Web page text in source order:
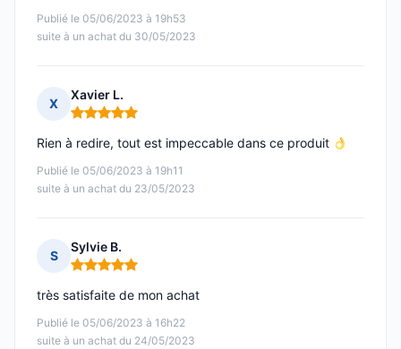
Publié le 05/06/2023 à 19h53
suite à un achat du 30/05/2023
X
Xavier L.
Note : 5 sur 5
Publié le 05/06/2023 à 19h11
suite à un achat du 23/05/2023
Rien à redire, tout est impeccable dans ce produit
S
Sylvie B.
Note : 5 sur 5
Publié le 05/06/2023 à 16h22
suite à un achat du 24/05/2023
très satisfaite de mon achat